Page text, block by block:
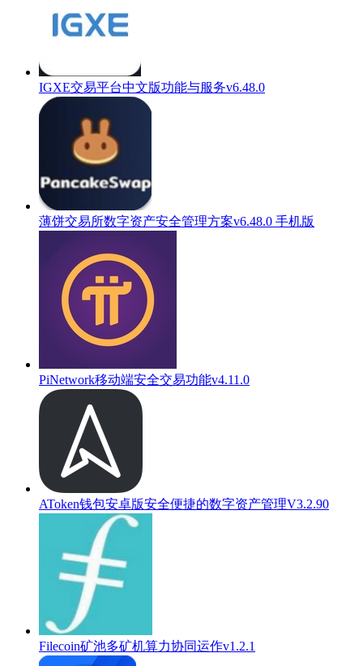
IGXE交易平台中文版功能与服务v6.48.0
薄饼交易所数字资产安全管理方案v6.48.0 手机版
PiNetwork移动端安全交易功能v4.11.0
AToken钱包安卓版安全便捷的数字资产管理V3.2.90
Filecoin矿池多矿机算力协同运作v1.2.1